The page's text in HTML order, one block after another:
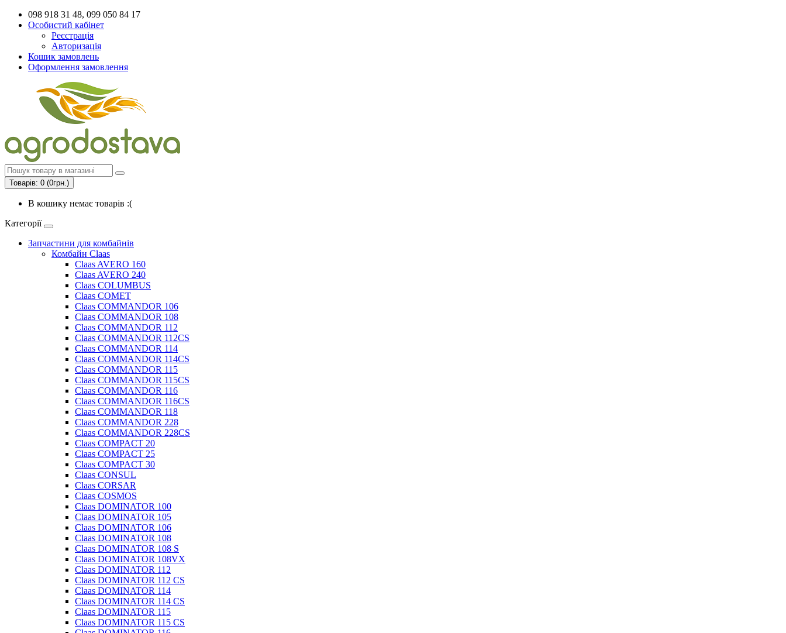
098 918 31 48, 099 050 84 17
Особистий кабінет
Реєстрація
Авторизація
Кошик замовлень
Оформлення замовлення
Товарів: 0 (0грн.)
В кошику немає товарів :(
Категорії
Запчастини для комбайнів
Комбайн Claas
Claas AVERO 160
Claas AVERO 240
Claas COLUMBUS
Claas COMET
Claas COMMANDOR 106
Claas COMMANDOR 108
Claas COMMANDOR 112
Claas COMMANDOR 112CS
Claas COMMANDOR 114
Claas COMMANDOR 114CS
Claas COMMANDOR 115
Claas COMMANDOR 115CS
Claas COMMANDOR 116
Claas COMMANDOR 116CS
Claas COMMANDOR 118
Claas COMMANDOR 228
Claas COMMANDOR 228CS
Claas COMPACT 20
Claas COMPACT 25
Claas COMPACT 30
Claas CONSUL
Claas CORSAR
Claas COSMOS
Claas DOMINATOR 100
Claas DOMINATOR 105
Claas DOMINATOR 106
Claas DOMINATOR 108
Claas DOMINATOR 108 S
Claas DOMINATOR 108VX
Claas DOMINATOR 112
Claas DOMINATOR 112 CS
Claas DOMINATOR 114
Claas DOMINATOR 114 CS
Claas DOMINATOR 115
Claas DOMINATOR 115 CS